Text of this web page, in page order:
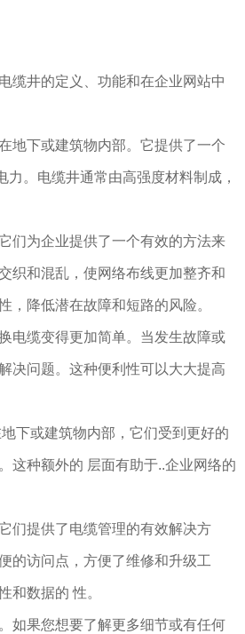
缆井的定义、功能和在企业网站中
地下或建筑物内部。它提供了一个
。电缆井通常由高强度材料制成，
们为企业提供了一个有效的方法来
织和混乱，使网络布线更加整齐和
，降低潜在故障和短路的风险。
电缆变得更加简单。当发生故障或
决问题。这种便利性可以大大提高
下或建筑物内部，它们受到更好的
这种额外的 层面有助于..企业网络的
们提供了电缆管理的有效解决方
的访问点，方便了维修和升级工
和数据的 性。
如果您想要了解更多细节或有任何